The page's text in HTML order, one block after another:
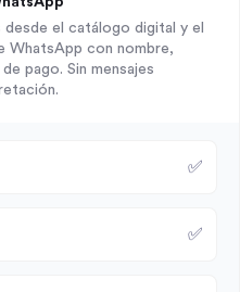
el catálogo digital y el
WhatsApp con nombre,
pago. Sin mensajes
✅
✅